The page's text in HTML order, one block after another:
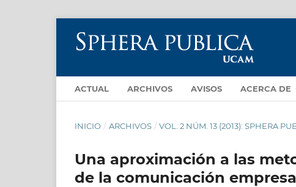
ACTUAL ARCHIVOS AVISOS ACERCA DE
INICIO / ARCHIVOS / VOL. 2 NÚM. 13 (2013): SPHERA
Una aproximación a las
de la comunicación